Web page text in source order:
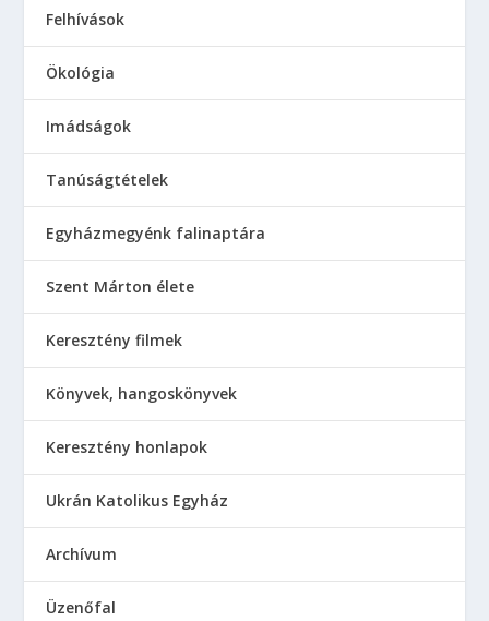
Felhívások
Ökológia
Imádságok
Tanúságtételek
Egyházmegyénk falinaptára
Szent Márton élete
Keresztény filmek
Könyvek, hangoskönyvek
Keresztény honlapok
Ukrán Katolikus Egyház
Аrchívum
Üzenőfal